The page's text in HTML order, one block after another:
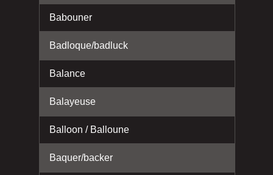
Babouner
Badloque/badluck
Balance
Balayeuse
Balloon / Balloune
Baquer/backer